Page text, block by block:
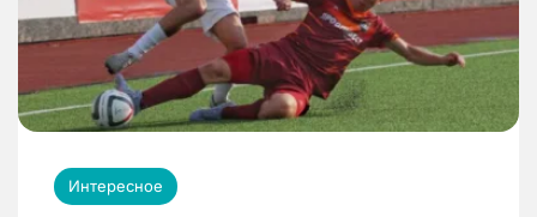
Интересное